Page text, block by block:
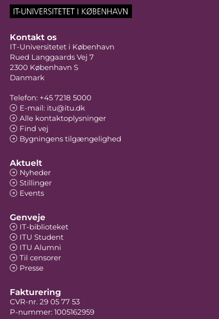
Kontakt os
IT-Universitetet i København
Rued Langgaards Vej 7
2300 København S
Danmark
Telefon: +45 7218 5000
E-mail: itu@itu.dk
Alle kontaktoplysninger
Find vej
Bygningens tilgængelighed
Aktuelt
Nyheder
Stillinger
Events
Genveje
IT-biblioteket
ITU Student
ITU Alumni
Til censorer
Presse
Fakturering
CVR-nr. 29 05 77 53
P-nummer: 1005162959